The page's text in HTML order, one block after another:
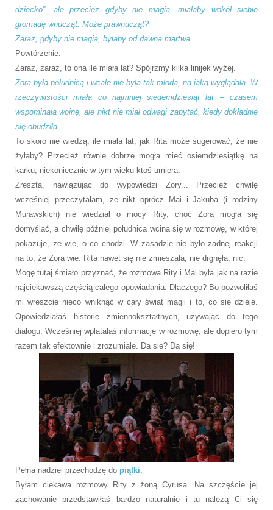
dziecko”, ale przecież gdyby nie magia, miałaby wokół siebie
gromadę wnucząt. Może prawnucząt?
Zaraz, gdyby nie magia, byłaby od dawna martwa.
Powtórzenie.
Zaraz, zaraz, to ona ile miała lat? Spójrzmy kilka linijek wyżej.
Zora była południcą i wcale nie była tak młoda, na jaką wyglądała. W
rzeczywistości miała co najmniej siedemdziesiąt lat – czasem
wspominała wojnę, ale nikt nie miał odwagi zapytać, kiedy dokładnie
się obudziła.
To skoro nie wiedzą, ile miała lat, jak Rita może sugerować, że nie
żyłaby? Przecież równie dobrze mogła mieć osiemdziesiątkę na
karku, niekoniecznie w tym wieku ktoś umiera.
Zresztą, nawiązując do wypowiedzi Zory... Przecież chwilę
wcześniej przeczytałam, że nikt oprócz Mai i Jakuba (i rodziny
Murawskich) nie wiedział o mocy Rity, choć Zora mogła się
domyślać, a chwilę później południca wcina się w rozmowę, w której
pokazuje, że wie, o co chodzi. W zasadzie nie było żadnej reakcji
na to, że Zora wie. Rita nawet się nie zmieszała, nie drgnęła, nic.
Mogę tutaj śmiało przyznać, że rozmowa Rity i Mai była jak na razie
najciekawszą częścią całego opowiadania. Dlaczego? Bo pozwoliłaś
mi wreszcie nieco wniknąć w cały świat magii i to, co się dzieje.
Opowiedziałaś historię zmiennokształtnych, używając do tego
dialogu. Wcześniej wplatałaś informacje w rozmowę, ale dopiero tym
razem tak efektownie i zrozumiale. Da się? Da się!
Pełna nadziei przechodzę do piątki
Byłam ciekawa rozmowy Rity z żoną Cyrusa. Na szczęście jej
zachowanie przedstawiłaś bardzo naturalnie i tu należą Ci się